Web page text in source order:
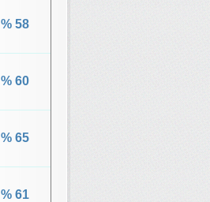
% 58
% 60
% 65
% 61